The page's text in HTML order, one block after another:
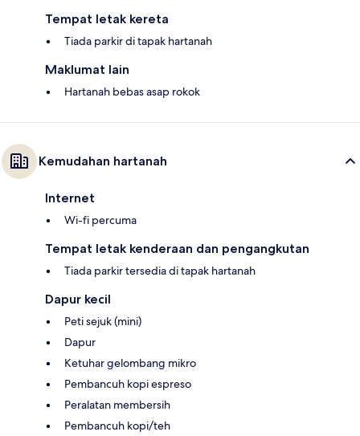
Tempat letak kereta
Tiada parkir di tapak hartanah
Maklumat lain
Hartanah bebas asap rokok
Kemudahan hartanah
Internet
Wi-fi percuma
Tempat letak kenderaan dan pengangkutan
Tiada parkir tersedia di tapak hartanah
Dapur kecil
Peti sejuk (mini)
Dapur
Ketuhar gelombang mikro
Pembancuh kopi espreso
Peralatan membersih
Pembancuh kopi/teh